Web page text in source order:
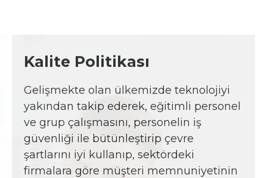
Kalite Politikası
Gelişmekte olan ülkemizde teknolojiyi
yakından takip ederek, eğitimli personel
ve grup çalışmasını, personelin iş
güvenliği ile bütünleştirip çevre
şartlarını iyi kullanıp, sektördeki
firmalara göre müşteri memnuniyetinin